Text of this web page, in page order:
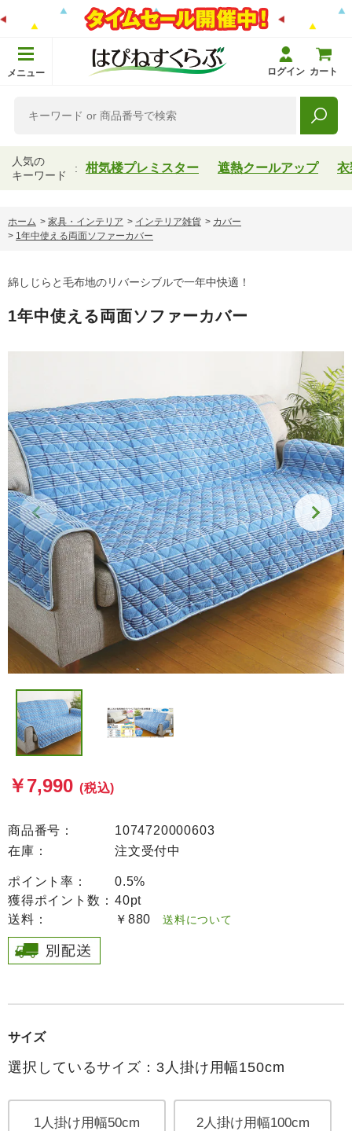
メニュー ログイン カート
人気の
キーワード
柑気楼プレミスター 遮熱クールアップ 衣
ホーム > 家具・インテリア > インテリア雑貨 > カバー
> 1年中使える両面ソファーカバー
綿しじらと毛布地のリバーシブルで一年中快適！
1年中使える両面ソファーカバー
￥7,990 (税込)
商品番号：
1074720000603
在庫：
注文受付中
ポイント率：
0.5%
獲得ポイント数： 40pt
送料：
￥880 送料について
サイズ
選択しているサイズ：3人掛け用幅150cm
1人掛け用幅50cm 2人掛け用幅100cm